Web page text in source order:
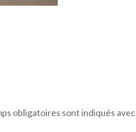
obligatoires sont indiqués avec